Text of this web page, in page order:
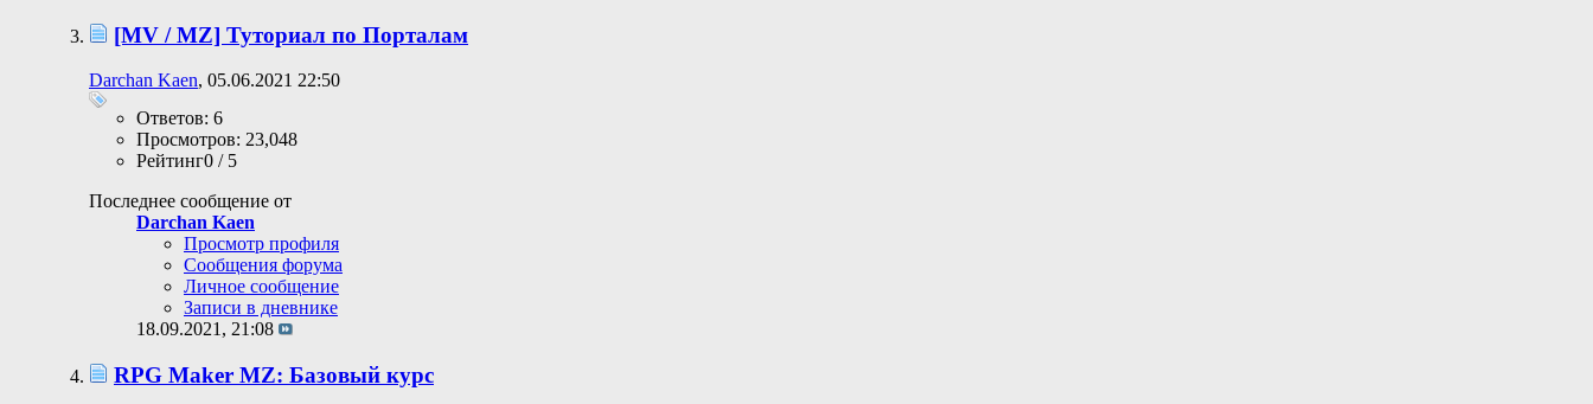
[MV / MZ] Туториал по Порталам
Darchan Kaen, 05.06.2021 22:50
Ответов: 6
Просмотров: 23,048
Рейтинг0 / 5
Последнее сообщение от
Darchan Kaen
Просмотр профиля
Сообщения форума
Личное сообщение
Записи в дневнике
18.09.2021, 21:08
RPG Maker MZ: Базовый курс